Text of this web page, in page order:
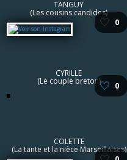
TANGUY
(Les cousins candides)
🤍 0
CYRILLE
(Le couple breton)🤍 0
COLETTE
(La tante et la nièce Marseillaises)